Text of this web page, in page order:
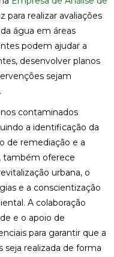
para realizar avaliações
água em áreas
podem ajudar a
desenvolver planos
sejam
contaminados
a identificação da
de remediação e a
também oferece
urbana, o
e a conscientização
A colaboração
e o apoio de
para garantir que a
seja realizada de forma